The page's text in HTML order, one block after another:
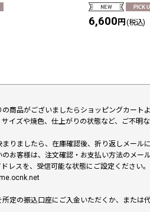
6,600円 (税込)
商品がございましたらショッピングカート
イズや焼色、仕上がりの状態など、ご不明
りましたら、在庫確認後、折り返しメール
お客様は、注文確認・お支払い方法のメー
レスを、受信可能な状態にご設定ください。
定の振込口座にご入金いただくか、または